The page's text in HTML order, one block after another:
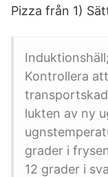
Pizza från 1)
Kontrollera
lukten av ny
grader i
12 grader i